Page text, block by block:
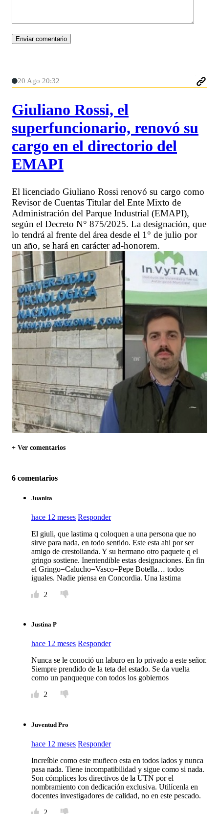
20 Ago 20:32
Giuliano Rossi, el
superfuncionario, renovó su
cargo en el directorio del
EMAPI
El licenciado Giuliano Rossi renovó su cargo como
Revisor de Cuentas Titular del Ente Mixto de
Administración del Parque Industrial (EMAPI),
según el Decreto N° 875/2025. La designación, que
lo tendrá al frente del área desde el 1° de julio por
un año, se hará en carácter ad-honorem.
+ Ver comentarios
6 comentarios
Juanita
hace 12 meses Responder
El giuli, que lastima q coloquen a una persona que no
sirve para nada, en todo sentido. Este esta ahi por ser
amigo de crestolianda. Y su hermano otro paquete q el
gringo sostiene. Inentendible estas designaciones. En fin
el Gringo=Calucho=Vasco=Pepe Botella… todos
iguales. Nadie piensa en Concordia. Una lastima
2
Justina P
hace 12 meses Responder
Nunca se le conoció un laburo en lo privado a este señor.
Siempre prendido de la teta del estado. Se da vuelta
como un panqueque con todos los gobiernos
2
Juventud Pro
hace 12 meses Responder
Increíble como este muñeco esta en todos lados y nunca
pasa nada. Tiene incompatibilidad y sigue como si nada.
Son cómplices los directivos de la UTN por el
nombramiento con dedicación exclusiva. Utilícenla en
docentes investigadores de calidad, no en este pescado.
2